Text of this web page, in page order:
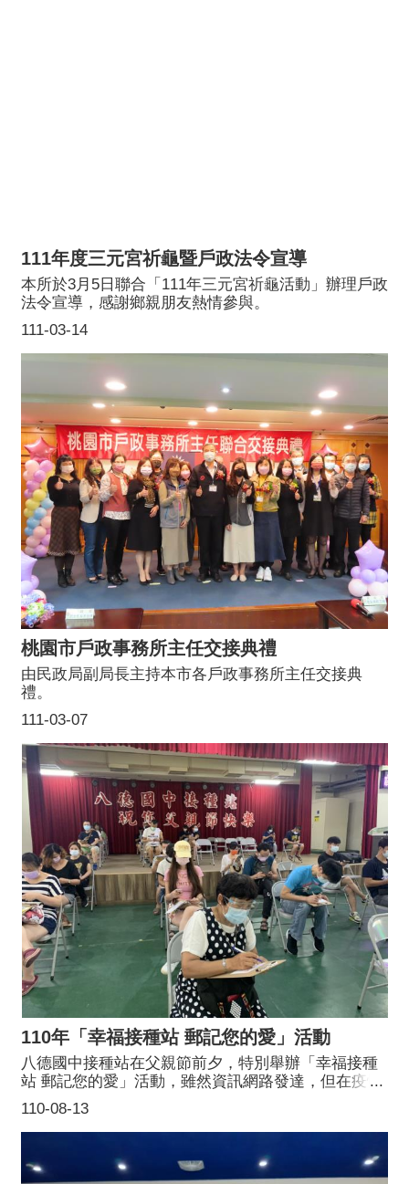
111年度三元宮祈龜暨戶政法令宣導
111-03-14
本所於3月5日聯合「111年三元宮祈龜活動」辦理戶政
法令宣導，感謝鄉親朋友熱情參與。
桃園市戶政事務所主任交接典禮
111-03-07
由民政局副局長主持本市各戶政事務所主任交接典
禮。
110年「幸福接種站 郵記您的愛」活動
110-08-13
八德國中接種站在父親節前夕，特別舉辦「幸福接種
站 郵記您的愛」活動，雖然資訊網路發達，但在疫情
期間親筆寫下對家人的愛與思念，意義非凡，因此現
場準備了2,000張明信片免費提供給8/5及8/6兩天前來
施打疫苗的朋友，利用施打完畢後休息的15分鐘將書
寫完成的明信片，投遞在別緻的紅色郵筒，再由專人
開箱整理後送到郵局，儘快送達收件人手上。